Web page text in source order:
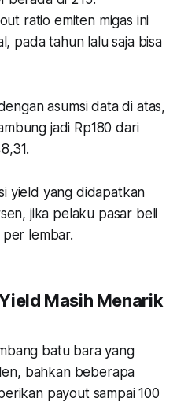
ratio emiten migas ini
pada tahun lalu saja bisa
asumsi data di atas,
jadi Rp180 dari
yield yang didapatkan
jika pelaku pasar beli
per lembar.
Masih Menarik
batu bara yang
bahkan beberapa
payout sampai 100